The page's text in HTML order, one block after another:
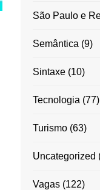
São Paulo e
Semântica (9)
Sintaxe(10)
Tecnologia (77)
Turismo(63)
Uncategorized
Vagas(122)